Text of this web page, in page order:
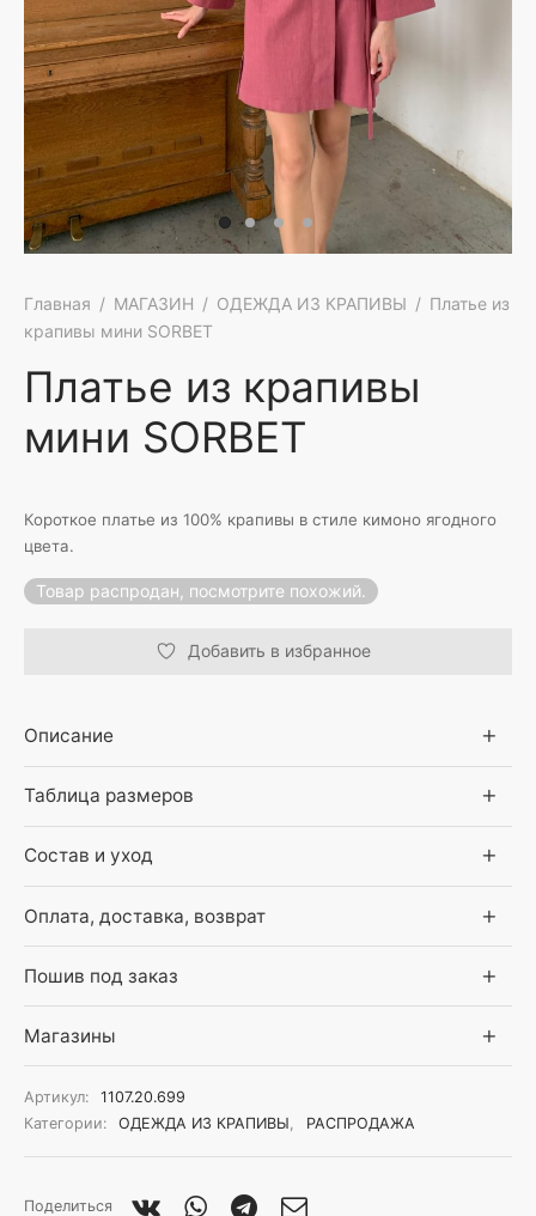
Главная / МАГАЗИН / ОДЕЖДА ИЗ КРАПИВЫ / Платье из
крапивы мини SORBET
Платье из крапивы
мини SORBET
Короткое платье из 100% крапивы в стиле кимоно ягодного
цвета.
Товар распродан, посмотрите похожий.
Добавить в избранное
Описание
Таблица размеров
Состав и уход
Оплата, доставка, возврат
Пошив под заказ
Магазины
Артикул:
1107.20.699
Категории:
ОДЕЖДА ИЗ КРАПИВЫ, РАСПРОДАЖА
Поделиться
СЕРТИФИКАТЫ
И МАЙКИ